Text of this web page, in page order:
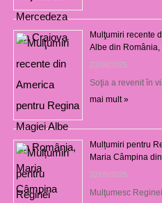
Mulţumiri recente
Albe din
23/08/2025
Soţia a revenit în
mai mult »
Mulțumiri pentru
Maria Câmpina
22/05/2025
Mulţumesc